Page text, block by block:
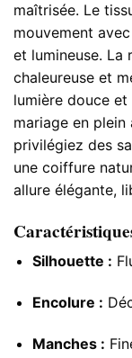
maîtrisée. Le
mouvement
et lumineuse. La
chaleureuse et
lumière douce
mariage en plein
privilégiez des
une coiffure
allure élégante,
Silhouette :
Encolure :
Manches :